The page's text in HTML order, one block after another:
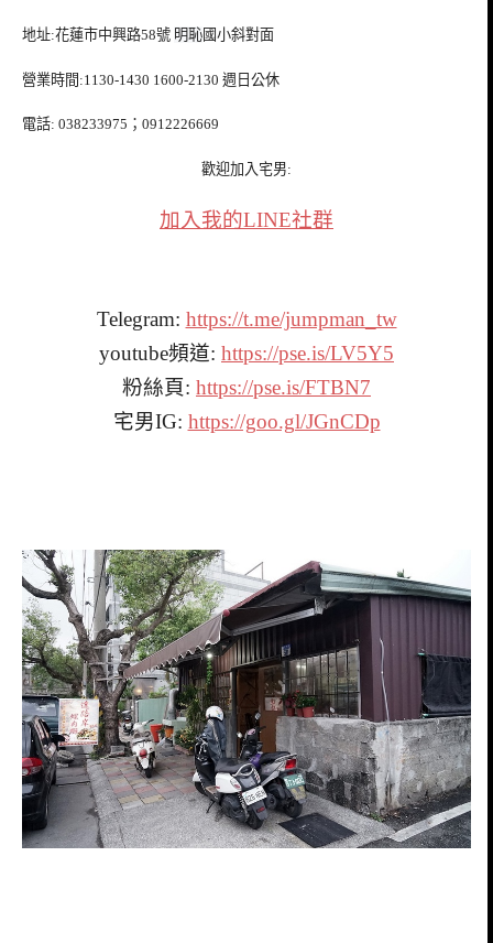
地址:花蓮市中興路58號 明恥國小斜對面
營業時間:1130-1430 1600-2130 週日公休
電話: 038233975；0912226669
歡迎加入宅男:
加入我的LINE社群
Telegram: https://t.me/jumpman_tw
youtube頻道: https://pse.is/LV5Y5
粉絲頁: https://pse.is/FTBN7
宅男IG: https://goo.gl/JGnCDp